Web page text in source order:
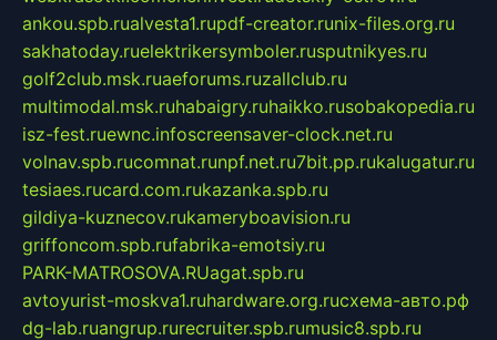
ankou.spb.rualvesta1.rupdf-creator.runix-files.org.ru
sakhatoday.ruelektrikersymboler.rusputnikyes.ru
golf2club.msk.ruaeforums.ruzallclub.ru
multimodal.msk.ruhabaigry.ruhaikko.rusobakopedia.ru
isz-fest.ruewnc.infoscreensaver-clock.net.ru
volnav.spb.rucomnat.runpf.net.ru7bit.pp.rukalugatur.ru
tesiaes.rucard.com.rukazanka.spb.ru
gildiya-kuznecov.rukameryboavision.ru
griffoncom.spb.rufabrika-emotsiy.ru
PARK-MATROSOVA.RUagat.spb.ru
avtoyurist-moskva1.ruhardware.org.ruсхема-авто.рф
dg-lab.ruangrup.rurecruiter.spb.rumusic8.spb.ru